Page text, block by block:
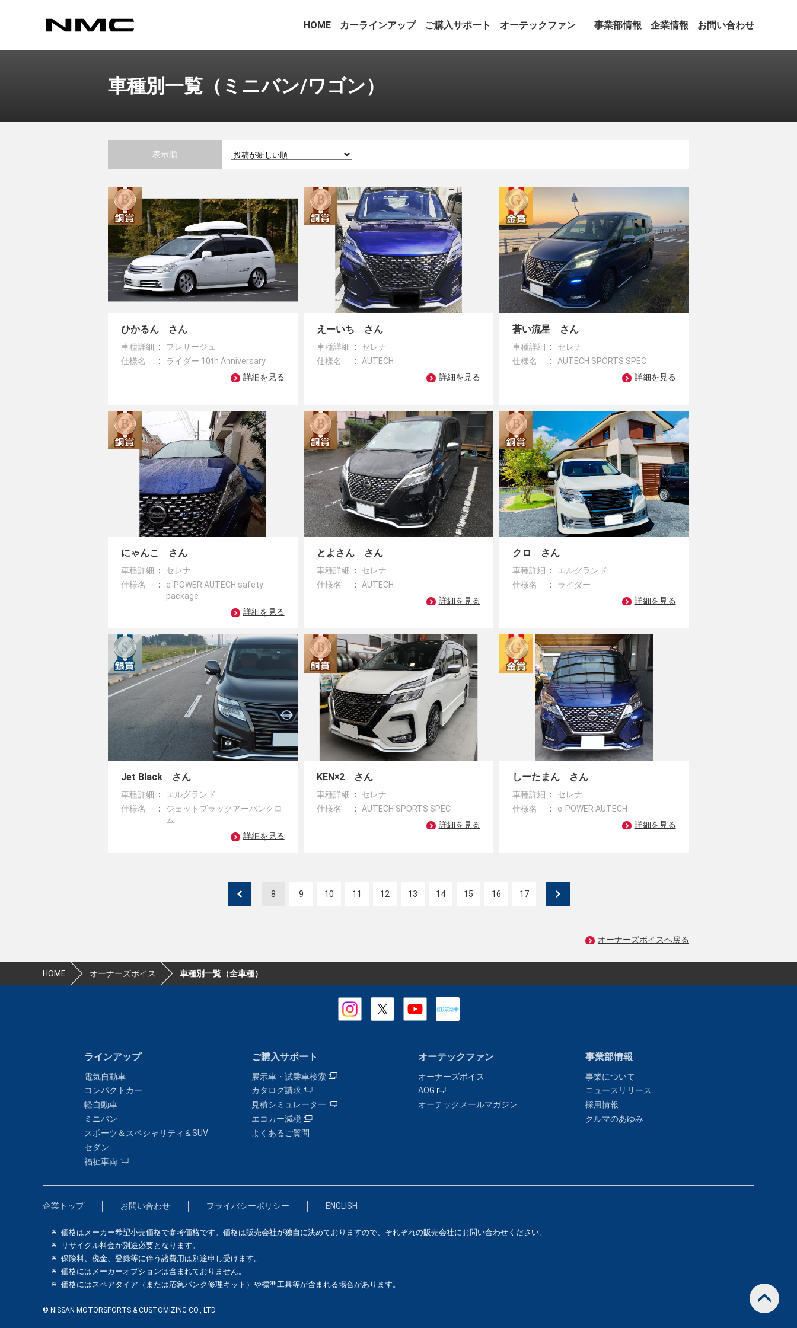
HOME カーラインアップ ご購入サポート オーテックファン 事業部情報 企業情報 お問い合わせ
車種別一覧（ミニバン/ワゴン）
表示順
ひかるん さん
車種詳細
プレサージュ
仕様名
ライダー 10th Anniversary
詳細を見る
えーいち さん
車種詳細
セレナ
仕様名
AUTECH
詳細を見る
蒼い流星 さん
車種詳細
セレナ
仕様名
AUTECH SPORTS SPEC
詳細を見る
にゃんこ さん
車種詳細
セレナ
仕様名
e-POWER AUTECH safety
package
詳細を見る
とよさん さん
車種詳細
セレナ
仕様名
AUTECH
詳細を見る
クロ さん
車種詳細
エルグランド
仕様名
ライダー
詳細を見る
Jet Black さん
車種詳細
エルグランド
仕様名
ジェットブラックアーバンクロ
ム
詳細を見る
KEN×2 さん
車種詳細
セレナ
仕様名
AUTECH SPORTS SPEC
詳細を見る
しーたまん さん
車種詳細
セレナ
仕様名
e-POWER AUTECH
詳細を見る
8 9 10 11 12 13 14 15 16 17
オーナーズボイスへ戻る
HOME オーナーズボイス 車種別一覧（全車種）
ラインアップ
電気自動車
コンパクトカー
軽自動車
ミニバン
スポーツ＆スペシャリティ＆SUV
セダン
福祉車両
ご購入サポート
展示車・試乗車検索
カタログ請求
見積シミュレーター
エコカー減税
よくあるご質問
オーテックファン
オーナーズボイス
AOG
オーテックメールマガジン
事業部情報
事業について
ニュースリリース
採用情報
クルマのあゆみ
企業トップ お問い合わせ プライバシーポリシー ENGLISH
価格はメーカー希望小売価格で参考価格です。価格は販売会社が独自に決めておりますので、それぞれの販売会社にお問い合わせください。
リサイクル料金が別途必要となります。
保険料、税金、登録等に伴う諸費用は別途申し受けます。
価格にはメーカーオプションは含まれておりません。
価格にはスペアタイア（または応急パンク修理キット）や標準工具等が含まれる場合があります。
© NISSAN MOTORSPORTS & CUSTOMIZING CO., LTD.